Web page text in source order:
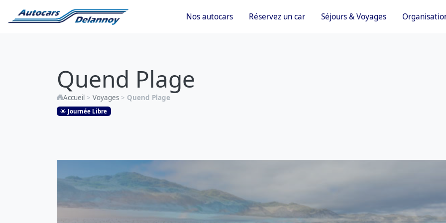
Nos autocars Réservez un car Séjours & Voyages
Quend Plage
Accueil > Voyages > Quend Plage
Journée Libre